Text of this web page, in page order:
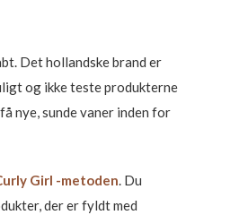
Det hollandske brand er
og ikke teste produkterne
nye, sunde vaner inden for
Girl -metoden. Du
der er fyldt med